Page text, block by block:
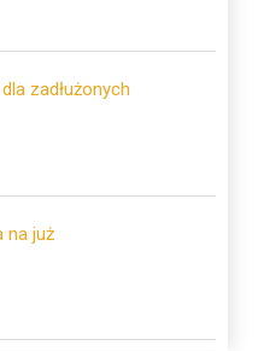
zadłużonych
na już